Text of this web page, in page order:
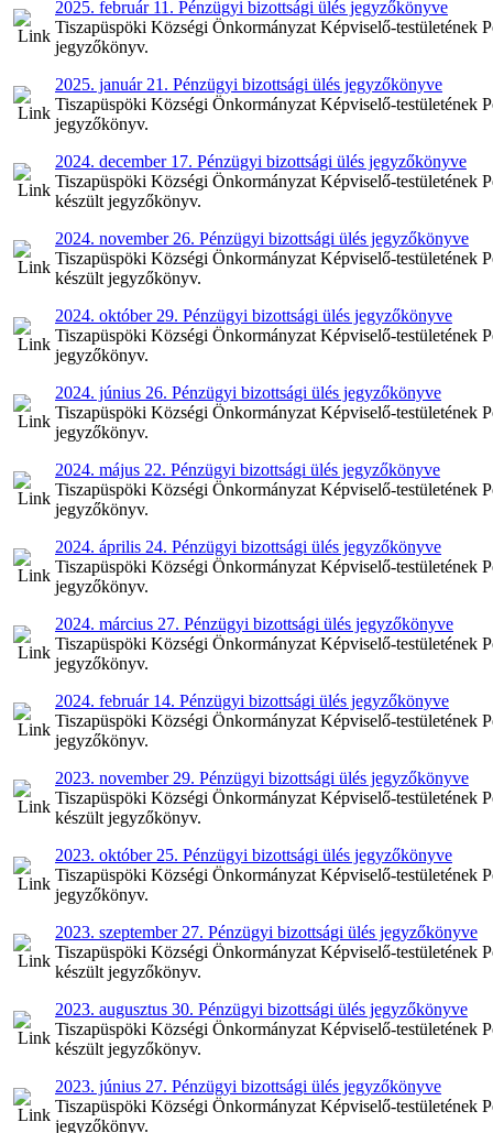
2025. február 11. Pénzügyi bizottsági ülés jegyzőkönyve
Tiszapüspöki Községi Önkormányzat Képviselő-testületének
jegyzőkönyv.
2025. január 21. Pénzügyi bizottsági ülés jegyzőkönyve
Tiszapüspöki Községi Önkormányzat Képviselő-testületének
jegyzőkönyv.
2024. december 17. Pénzügyi bizottsági ülés jegyzőkönyve
Tiszapüspöki Községi Önkormányzat Képviselő-testületének
készült jegyzőkönyv.
2024. november 26. Pénzügyi bizottsági ülés jegyzőkönyve
Tiszapüspöki Községi Önkormányzat Képviselő-testületének
készült jegyzőkönyv.
2024. október 29. Pénzügyi bizottsági ülés jegyzőkönyve
Tiszapüspöki Községi Önkormányzat Képviselő-testületének
jegyzőkönyv.
2024. június 26. Pénzügyi bizottsági ülés jegyzőkönyve
Tiszapüspöki Községi Önkormányzat Képviselő-testületének
jegyzőkönyv.
2024. május 22. Pénzügyi bizottsági ülés jegyzőkönyve
Tiszapüspöki Községi Önkormányzat Képviselő-testületének
jegyzőkönyv.
2024. április 24. Pénzügyi bizottsági ülés jegyzőkönyve
Tiszapüspöki Községi Önkormányzat Képviselő-testületének
jegyzőkönyv.
2024. március 27. Pénzügyi bizottsági ülés jegyzőkönyve
Tiszapüspöki Községi Önkormányzat Képviselő-testületének
jegyzőkönyv.
2024. február 14. Pénzügyi bizottsági ülés jegyzőkönyve
Tiszapüspöki Községi Önkormányzat Képviselő-testületének
jegyzőkönyv.
2023. november 29. Pénzügyi bizottsági ülés jegyzőkönyve
Tiszapüspöki Községi Önkormányzat Képviselő-testületének
készült jegyzőkönyv.
2023. október 25. Pénzügyi bizottsági ülés jegyzőkönyve
Tiszapüspöki Községi Önkormányzat Képviselő-testületének
jegyzőkönyv.
2023. szeptember 27. Pénzügyi bizottsági ülés jegyzőkönyve
Tiszapüspöki Községi Önkormányzat Képviselő-testületének
készült jegyzőkönyv.
2023. augusztus 30. Pénzügyi bizottsági ülés jegyzőkönyve
Tiszapüspöki Községi Önkormányzat Képviselő-testületének
készült jegyzőkönyv.
2023. június 27. Pénzügyi bizottsági ülés jegyzőkönyve
Tiszapüspöki Községi Önkormányzat Képviselő-testületének
jegyzőkönyv.